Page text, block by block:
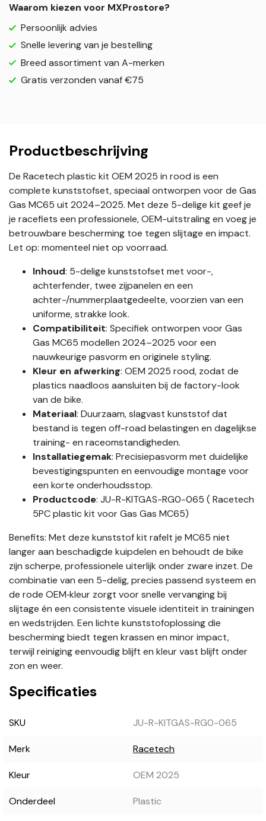
Waarom kiezen voor MXProstore?
Persoonlijk advies
Snelle levering van je bestelling
Breed assortiment van A-merken
Gratis verzonden vanaf €75
Productbeschrijving
De Racetech plastic kit OEM 2025 in rood is een
complete kunststofset, speciaal ontworpen voor de Gas
Gas MC65 uit 2024–2025. Met deze 5-delige kit geef je
je racefiets een professionele, OEM-uitstraling en voeg je
betrouwbare bescherming toe tegen slijtage en impact.
Let op: momenteel niet op voorraad.
Inhoud: 5-delige kunststofset met voor-,
achterfender, twee zijpanelen en een
achter-/nummerplaatgedeelte, voorzien van een
uniforme, strakke look.
Compatibiliteit: Specifiek ontworpen voor Gas
Gas MC65 modellen 2024–2025 voor een
nauwkeurige pasvorm en originele styling.
Kleur en afwerking: OEM 2025 rood, zodat de
plastics naadloos aansluiten bij de factory-look
van de bike.
Materiaal: Duurzaam, slagvast kunststof dat
bestand is tegen off-road belastingen en dagelijkse
training- en raceomstandigheden.
Installatiegemak: Precisiepasvorm met duidelijke
bevestigingspunten en eenvoudige montage voor
een korte onderhoudsstop.
Productcode: JU-R-KITGAS-RG0-065 ( Racetech
5PC plastic kit voor Gas Gas MC65)
Benefits: Met deze kunststof kit rafelt je MC65 niet
langer aan beschadigde kuipdelen en behoudt de bike
zijn scherpe, professionele uiterlijk onder zware inzet. De
combinatie van een 5-delig, precies passend systeem en
de rode OEM‑kleur zorgt voor snelle vervanging bij
slijtage én een consistente visuele identiteit in trainingen
en wedstrijden. Een lichte kunststofoplossing die
bescherming biedt tegen krassen en minor impact,
terwijl reiniging eenvoudig blijft en kleur vast blijft onder
zon en weer.
Specificaties
SKU JU-R-KITGAS-RG0-065
Merk Racetech
Kleur OEM 2025
Onderdeel Plastic